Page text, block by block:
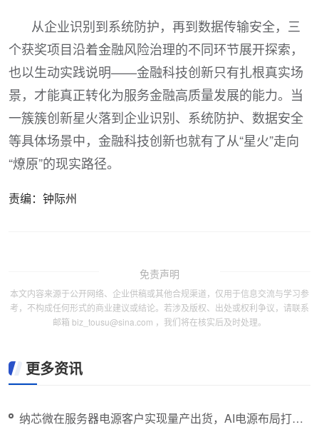
从企业识别到系统防护，再到数据传输安全，三
个获奖项目沿着金融风险治理的不同环节展开探索，
也以生动实践说明——金融科技创新只有扎根真实场
景，才能真正转化为服务金融高质量发展的能力。当
一簇簇创新星火落到企业识别、系统防护、数据安全
等具体场景中，金融科技创新也就有了从“星火”走向
“燎原”的现实路径。
责编：钟际州
免责声明
本文内容来源于公开网络、企业供稿或其他合规渠道，仅用于信息交流与学习参
考，不构成任何形式的商业建议或结论。若涉及版权、出处或权利争议，请联系
邮箱 biz_tousu@sina.com ，我们将在核实后及时处理。
更多资讯
纳芯微在服务器电源客户实现量产出货，AI电源布局打开